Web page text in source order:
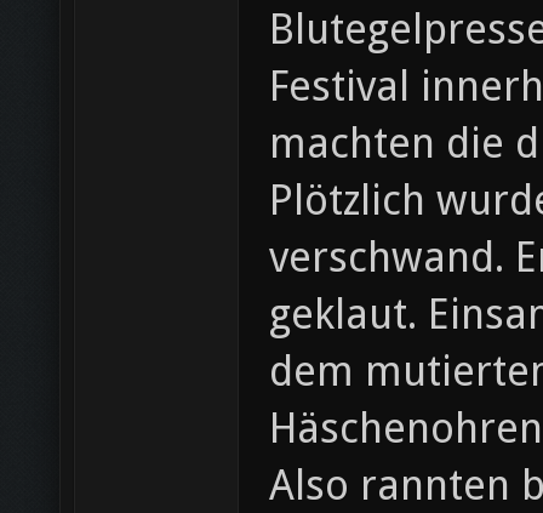
Festival
machten die
Plötzlich
verschwand.
geklaut.
dem
Also rannten